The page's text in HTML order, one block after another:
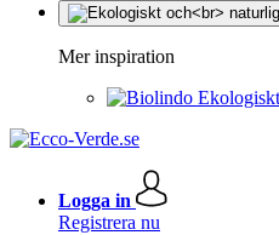
Mer inspiration
Logga in
Registrera nu